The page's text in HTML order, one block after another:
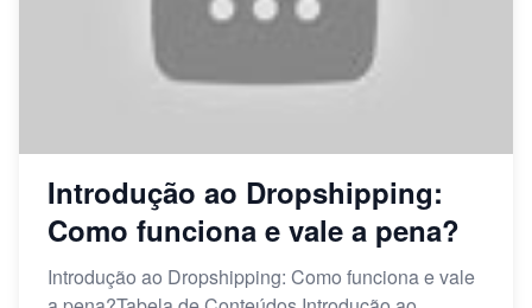
Introdução ao Dropshipping:
Como funciona e vale a pena?
Introdução ao Dropshipping: Como funciona e vale